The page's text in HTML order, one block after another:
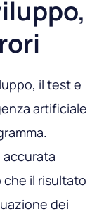
il test e
artificiale
accurata
il risultato
dei